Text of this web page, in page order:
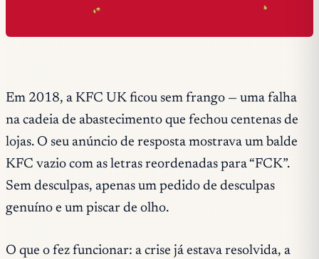
Em 2018, a KFC UK ficou sem frango — uma falha
na cadeia de abastecimento que fechou centenas de
lojas. O seu anúncio de resposta mostrava um balde
KFC vazio com as letras reordenadas para “FCK”.
Sem desculpas, apenas um pedido de desculpas
genuíno e um piscar de olho.
O que o fez funcionar: a crise já estava resolvida, a